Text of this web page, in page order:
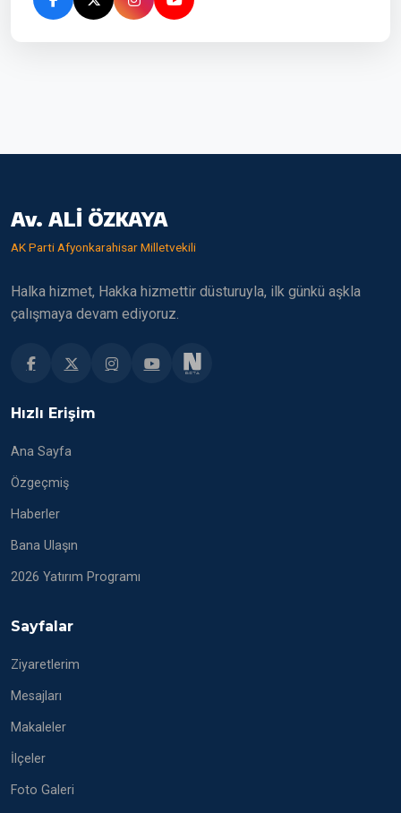
Av. ALİ ÖZKAYA
AK Parti Afyonkarahisar Milletvekili
Halka hizmet, Hakka hizmettir düsturuyla, ilk günkü aşkla
çalışmaya devam ediyoruz.
Hızlı Erişim
Ana Sayfa
Özgeçmiş
Haberler
Bana Ulaşın
2026 Yatırım Programı
Sayfalar
Ziyaretlerim
Mesajları
Makaleler
İlçeler
Foto Galeri